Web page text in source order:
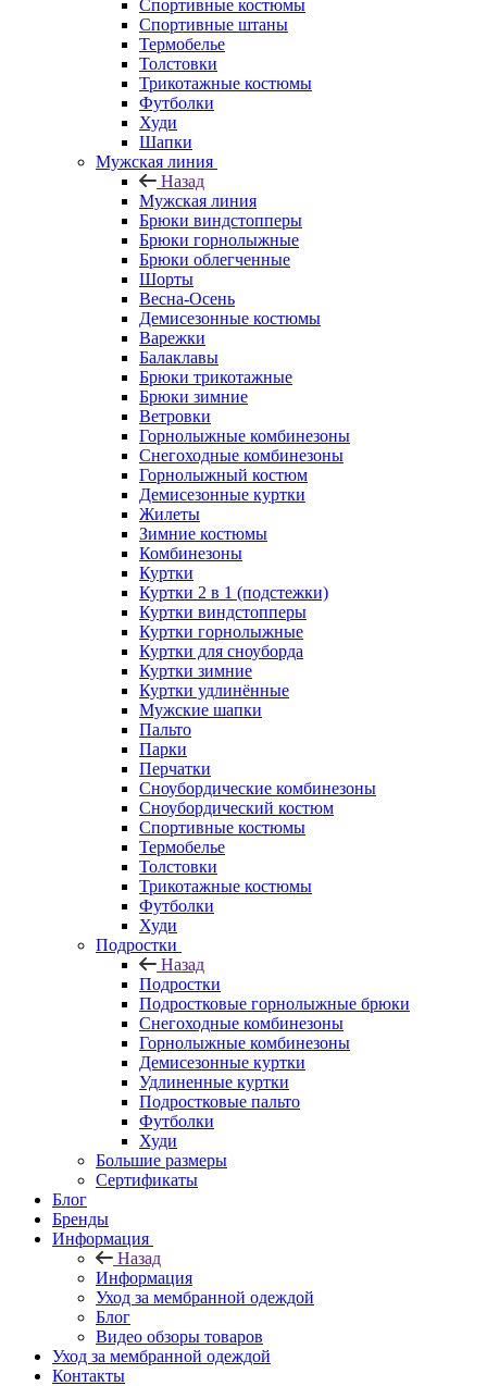
Спортивные костюмы
Спортивные штаны
Термобелье
Толстовки
Трикотажные костюмы
Футболки
Худи
Шапки
Мужская линия
Назад
Мужская линия
Брюки виндстопперы
Брюки горнолыжные
Брюки облегченные
Шорты
Весна-Осень
Демисезонные костюмы
Варежки
Балаклавы
Брюки трикотажные
Брюки зимние
Ветровки
Горнолыжные комбинезоны
Снегоходные комбинезоны
Горнолыжный костюм
Демисезонные куртки
Жилеты
Зимние костюмы
Комбинезоны
Куртки
Куртки 2 в 1 (подстежки)
Куртки виндстопперы
Куртки горнолыжные
Куртки для сноуборда
Куртки зимние
Куртки удлинённые
Мужские шапки
Пальто
Парки
Перчатки
Сноубордические комбинезоны
Сноубордический костюм
Спортивные костюмы
Термобелье
Толстовки
Трикотажные костюмы
Футболки
Худи
Подростки
Назад
Подростки
Подростковые горнолыжные брюки
Снегоходные комбинезоны
Горнолыжные комбинезоны
Демисезонные куртки
Удлиненные куртки
Подростковые пальто
Футболки
Худи
Большие размеры
Сертификаты
Блог
Бренды
Информация
Назад
Информация
Уход за мембранной одеждой
Блог
Видео обзоры товаров
Уход за мембранной одеждой
Контакты